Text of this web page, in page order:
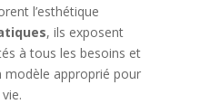
l’esthétique
, ils exposent
à tous les besoins et
modèle approprié pour